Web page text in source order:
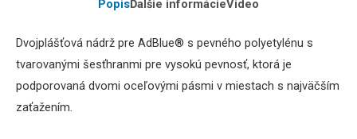
PopisĎalšie informácieVideo
Dvojplášťová nádrž pre AdBlue® s pevného polyetylénu s
tvarovanými šesťhranmi pre vysokú pevnosť, ktorá je
podporovaná dvomi oceľovými pásmi v miestach s najväčším
zaťažením.